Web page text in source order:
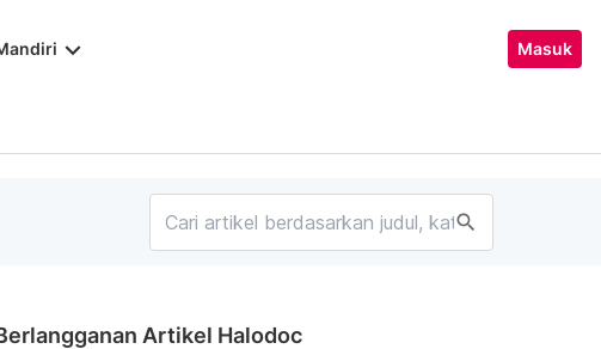
keyboard_arrow_down Masuk
search
Artikel Halodoc